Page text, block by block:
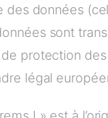
données
sont
protection
légal